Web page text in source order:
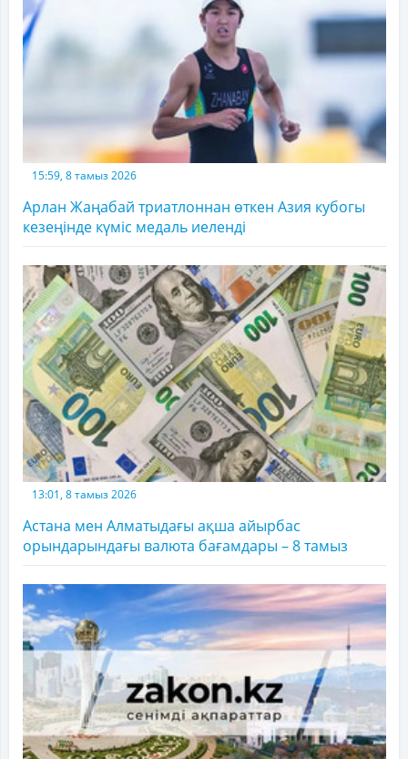
15:59, 8 тамыз 2026
Арлан Жаңабай триатлоннан өткен Азия кубогы
кезеңінде күміс медаль иеленді
13:01, 8 тамыз 2026
Астана мен Алматыдағы ақша айырбас
орындарындағы валюта бағамдары – 8 тамыз